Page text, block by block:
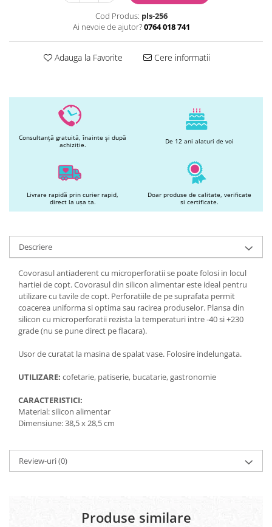
PETRECERI & EVENIMENTE
Baloane
Cutii marturii
DETERGENTI & CURATENIE
Cod Produs: pls-256
Ai nevoie de ajutor?0764 018 741
Adauga la Favorite Cere informatii
Consultanță gratuită, înainte și după
achiziție.
De 12 ani alaturi de voi
Livrare rapidă prin curier rapid,
direct la ușa ta.
Doar produse de calitate, verificate
si certificate.
Descriere
Covorasul antiaderent cu microperforatii se poate folosi in locul
hartiei de copt. Covorasul din silicon alimentar este ideal pentru
utilizare cu tavile de copt. Perforatiile de pe suprafata permit
coacerea uniforma si optima sau racirea produselor. Plansa din
silicon cu microperforatii rezista la temperaturi intre -40 si +230
grade (nu se pune direct pe flacara).
Usor de curatat la masina de spalat vase. Folosire indelungata.
UTILIZARE: cofetarie, patiserie, bucatarie, gastronomie
CARACTERISTICI:
Material: silicon alimentar
Dimensiune: 38,5 x 28,5 cm
Review-uri(0)
Produse similare